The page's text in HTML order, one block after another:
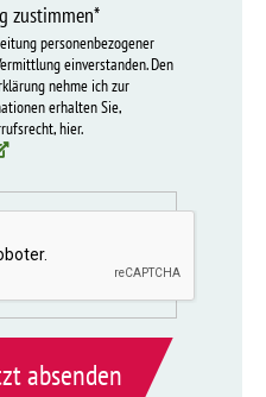
zustimmen*
personenbezogener
einverstanden. Den
nehme ich zur
erhalten Sie,
hier.
absenden